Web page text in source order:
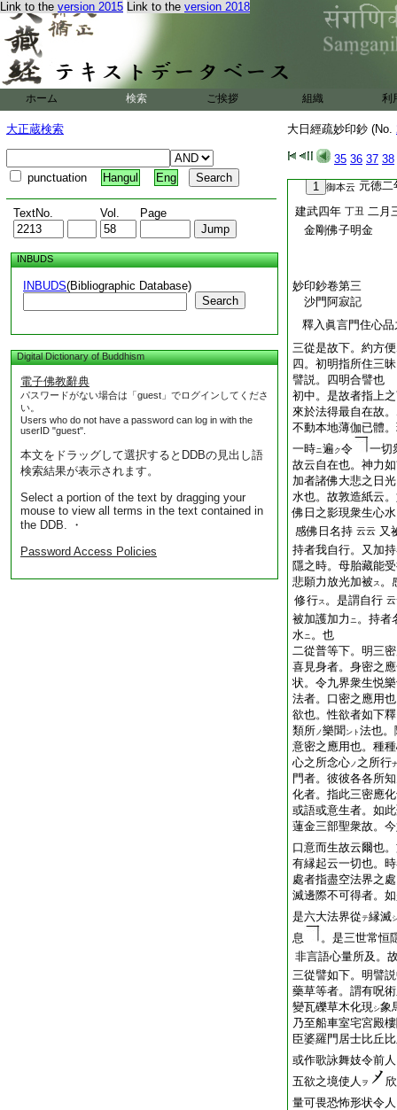
Link to the version 2015 Link to the version 2018
ホーム 検索 ご挨拶 組織 利
大正蔵検索
punctuation Hangul Eng
TextNo. Vol. Page
INBUDS
INBUDS(Bibliographic Database)
Search
Digital Dictionary of Buddhism
電子佛教辭典
パスワードがない場合は「guest」でログインしてくださ
い。
Users who do not have a password can log in with the
userID "guest".
本文をドラッグして選択するとDDBの見出し語
検索結果が表示されます。
Select a portion of the text by dragging your
mouse to view all terms in the text contained in
the DDB. ・
Password Access Policies
大日經疏妙印鈔 (No.
35 36 37 38
如是境界者。
界之境界。即是本
之界。故云境界。
門之時。普門法界
密化用ニ住本有曼荼
我但住如是境界。
妙印鈔卷第二
1
御本云 元徳二
建武四年 丁丑 二月
金剛佛子明金
妙印鈔卷第三
沙門阿寂記
釋入眞言門住心品
三從是故下。約方
四。初明指所住三
譬説。四明合譬也
初中。是故者指上
來於法得最自在故
不動本地薄伽已體
一時ニ遍 ク令
一切
故云自在也。神力
加者諸佛大悲之日
水也。故敦造紙云
佛日之影現衆生心
感佛日名持 云云 又
持者我自行。又加
隱之時。母胎藏能
悲願力放光加被 ス 。
修行ス 。是謂自行
被加護加力 ニ。持者
水ニ。也
二從普等下。明三
喜見身者。身密之
状。令九界衆生悦
法者。口密之應用
欲也。性欲者如下
類所ノ樂聞 ント 法也。
意密之應用也。種
心之所念心ノ 之所行
門者。彼彼各各所
化者。指此三密應
或語或意生者。如
蓮金三部聖衆故。
口意而生故云爾也
有縁起云一切也。
處者指盡空法界之
滅邊際不可得者。
是六大法界從テ縁滅
息
。是三世常恒
非言語心量所及。
三從譬如下。明譬
藥草等者。謂有呪
變瓦礫草木化現シ象
乃至船車室宅宮殿
臣婆羅門居士比丘
或作歌詠舞妓令前人
五欲之境使人 ヲ
量可畏恐怖形状令人